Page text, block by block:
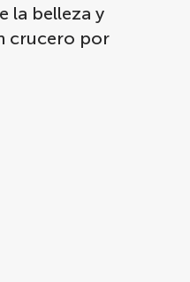
la belleza y
crucero por